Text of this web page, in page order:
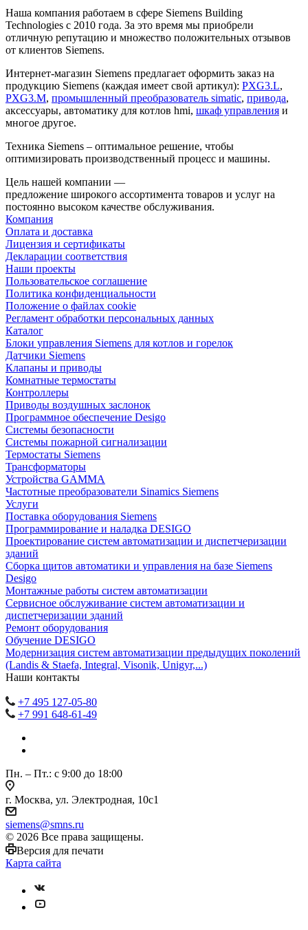
Наша компания работаем в сфере Siemens Building
Technologies с 2010 года. За это время мы приобрели
отличную репутацию и множество положительных отзывов
от клиентов Siemens.
Интернет-магазин Siemens предлагает оформить заказ на
продукцию Siemens (каждая имеет свой артикул): PXG3.L,
PXG3.M, промышленный преобразователь simatic, привода,
аксессуары, автоматику для котлов hmi, шкаф управления и
многое другое.
Техника Siemens – оптимальное решение, чтобы
оптимизировать производственный процесс и машины.
Цель нашей компании —
предложение широкого ассортимента товаров и услуг на
постоянно высоком качестве обслуживания.
Компания
Оплата и доставка
Лицензия и сертификаты
Декларации соответствия
Наши проекты
Пользовательское соглашение
Политика конфиденциальности
Положение о файлах cookie
Регламент обработки персональных данных
Каталог
Блоки управления Siemens для котлов и горелок
Датчики Siemens
Клапаны и приводы
Комнатные термостаты
Контроллеры
Приводы воздушных заслонок
Программное обеспечение Desigo
Системы безопасности
Системы пожарной сигнализации
Термостаты Siemens
Трансформаторы
Устройства GAMMA
Частотные преобразователи Sinamics Siemens
Услуги
Поставка оборудования Siemens
Программирование и наладка DESIGO
Проектирование систем автоматизации и диспетчеризации
зданий
Сборка щитов автоматики и управления на базе Siemens
Desigo
Монтажные работы систем автоматизации
Сервисное обслуживание систем автоматизации и
диспетчеризации зданий
Ремонт оборудования
Обучение DESIGO
Модернизация систем автоматизации предыдущих поколений
(Landis & Staefa, Integral, Visonik, Unigyr,...)
Наши контакты
+7 495 127-05-80
+7 991 648-61-49
Пн. – Пт.: с 9:00 до 18:00
г. Москва, ул. Электродная, 10с1
siemens@smns.ru
© 2026 Все права защищены.
Версия для печати
Карта сайта